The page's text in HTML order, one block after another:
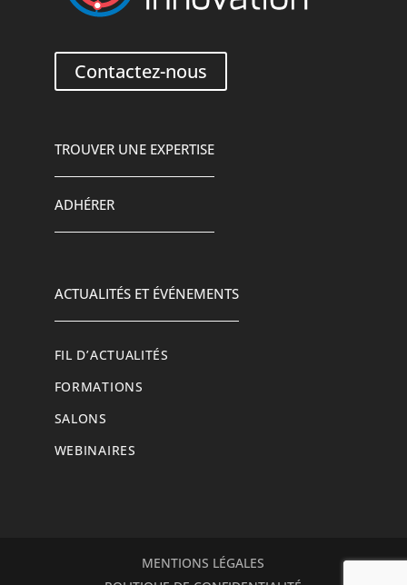
Contactez-nous
TROUVER UNE EXPERTISE
ADHÉRER
ACTUALITÉS ET ÉVÉNEMENTS
FIL D’ACTUALITÉS
FORMATIONS
SALONS
WEBINAIRES
MENTIONS LÉGALES